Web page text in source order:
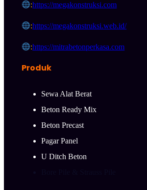
:https://megakonstruksi.com
:https://megakonstruksi.web.id/
:https://mitrabetonperkasa.com
Produk
Sewa Alat Berat
Beton Ready Mix
Beton Precast
Pagar Panel
U Ditch Beton